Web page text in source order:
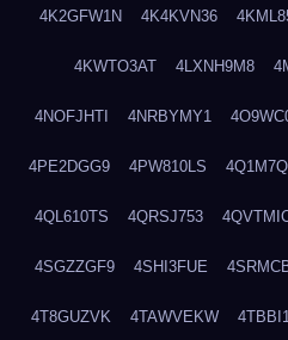
4K2GFW1N 4K4KVN36
4KWTO3AT 4LXNH9M8
4NOFJHTI 4NRBYMY1
4PE2DGG9 4PW810LS
4QL610TS 4QRSJ753
4SGZZGF9 4SHI3FUE
4T8GUZVK 4TAWVEKW